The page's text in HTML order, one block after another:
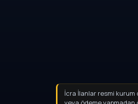
İcra İlanlar resmi kurum